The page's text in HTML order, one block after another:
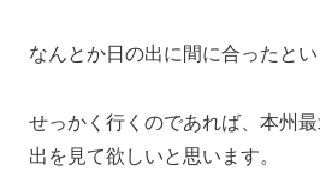
なんとか日の出に間に合ったとい
せっかく行くのであれば、本州
出を見て欲しいと思います。